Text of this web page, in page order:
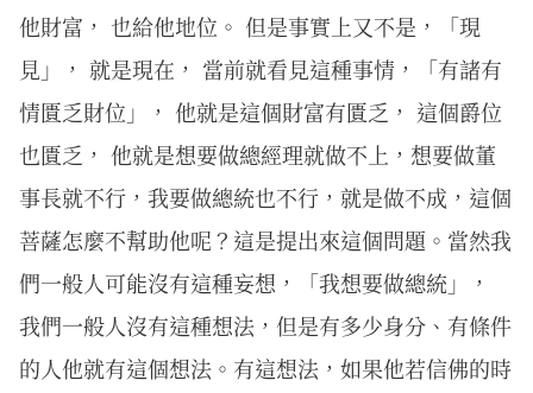
他財富， 也給他地位。 但是事實上又不是，「現
見」， 就是現在， 當前就看見這種事情，「有諸有
情匱乏財位」， 他就是這個財富有匱乏， 這個爵位
也匱乏， 他就是想要做總經理就做不上，想要做董
事長就不行，我要做總統也不行，就是做不成，這個
菩薩怎麼不幫助他呢？這是提出來這個問題。當然我
們一般人可能沒有這種妄想，「我想要做總統」，
我們一般人沒有這種想法，但是有多少身分、有條件
的人他就有這個想法。有這想法，如果他若信佛的時